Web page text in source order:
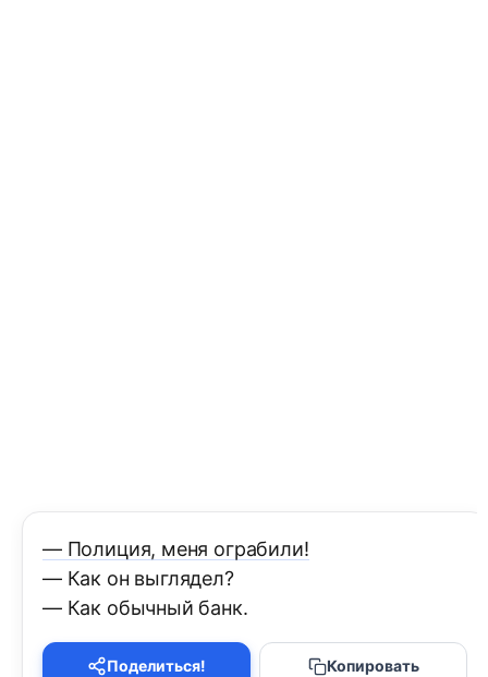
— Полиция, меня ограбили!
— Как он выглядел?
— Как обычный банк.
Поделиться! Копировать